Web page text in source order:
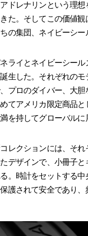
アドレナリンという理
た。そしてこの価値
の集団、ネイビーシー
ライとネイビーシール
生した。それぞれの
プロのダイバー、大
てアメリカ限定商品
を持してグローバルに
レクションには、それ
デザインで、小冊子
。時計をセットする
護されて安全であり、